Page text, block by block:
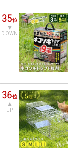
35位
DOWN
36位
UP